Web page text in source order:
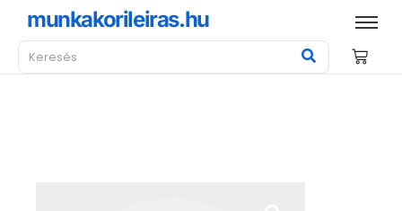
munkakorileiras.hu